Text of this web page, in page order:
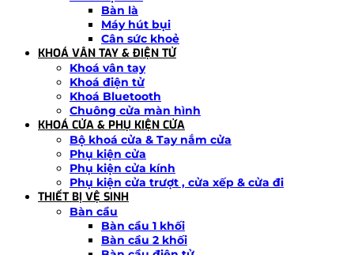
Bàn là
Máy hút bụi
Cân sức khoẻ
KHOÁ VÂN TAY & ĐIỆN TỬ
Khoá vân tay
Khoá điện tử
Khoá Bluetooth
Chuông cửa màn hình
KHOÁ CỬA & PHỤ KIỆN CỬA
Bộ khoá cửa & Tay nắm cửa
Phụ kiện cửa
Phụ kiện cửa kính
Phụ kiện cửa trượt , cửa xếp & cửa đi
THIẾT BỊ VỆ SINH
Bàn cầu
Bàn cầu 1 khối
Bàn cầu 2 khối